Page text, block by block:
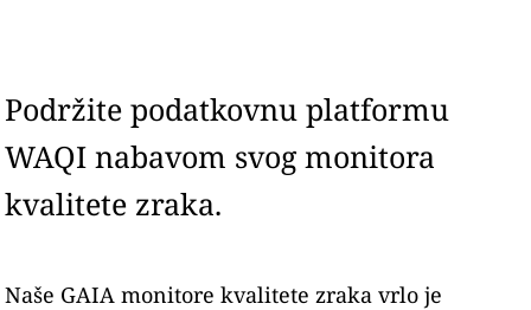
Podržite podatkovnu platformu
WAQI nabavom svog monitora
kvalitete zraka.
Naše GAIA monitore kvalitete zraka vrlo je